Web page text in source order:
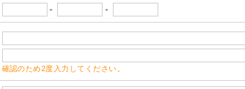
- -
確認のため2度入力してください。